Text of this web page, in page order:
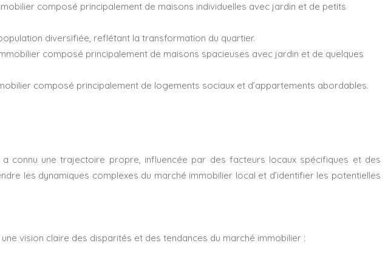
composé principalement de maisons individuelles avec jardin et de petits
diversifiée, reflétant la transformation du quartier.
composé principalement de maisons spacieuses avec jardin et de quelques
composé principalement de logements sociaux et d’appartements abordables.
a connu une trajectoire propre, influencée par des facteurs locaux spécifiques et des
les dynamiques complexes du marché immobilier local et d’identifier les potentielles
vision claire des disparités et des tendances du marché immobilier :